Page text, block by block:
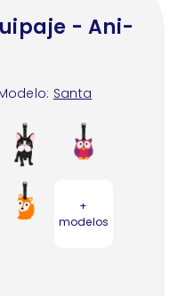
- Ani-
Santa
+
modelos